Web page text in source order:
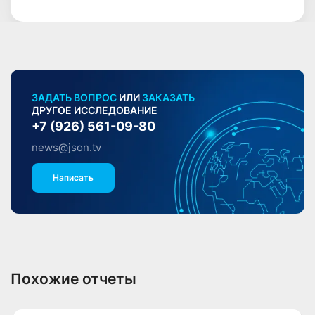
ЗАДАТЬ ВОПРОС ИЛИ ЗАКАЗАТЬ
ДРУГОЕ ИССЛЕДОВАНИЕ
+7 (926) 561-09-80
news@json.tv
Написать
Похожие отчеты